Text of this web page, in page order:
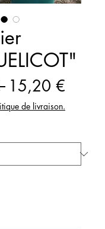
Prix
original
15,20 €
de livraison.